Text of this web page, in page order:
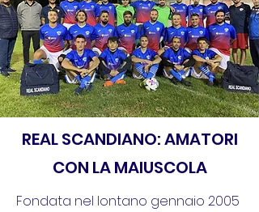
REAL SCANDIANO: AMATORI
CON LA MAIUSCOLA
Fondata nel lontano gennaio 2005